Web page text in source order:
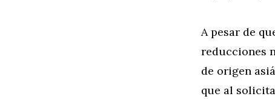
A pesar de
reducciones
de origen
que al